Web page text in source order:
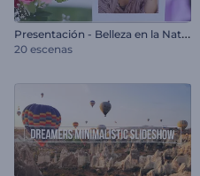
P
resentación - Belleza en la Naturaleza
20 escenas